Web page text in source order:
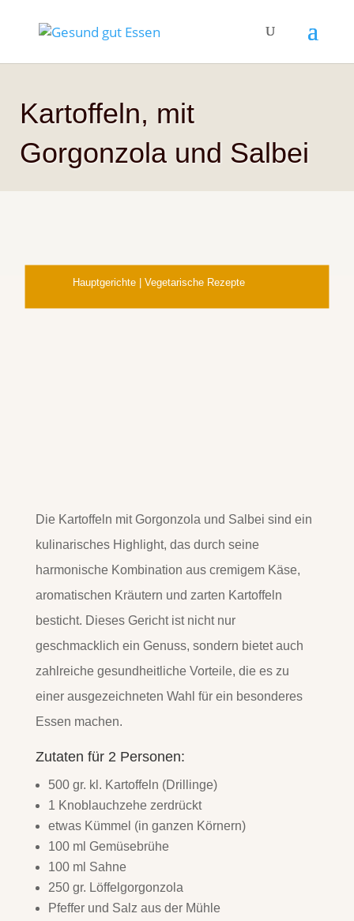
Kartoffeln, mit
Gorgonzola und Salbei
Hauptgerichte| Vegetarische Rezepte
Die Kartoffeln mit Gorgonzola und Salbei sind ein
kulinarisches Highlight, das durch seine
harmonische Kombination aus cremigem Käse,
aromatischen Kräutern und zarten Kartoffeln
besticht. Dieses Gericht ist nicht nur
geschmacklich ein Genuss, sondern bietet auch
zahlreiche gesundheitliche Vorteile, die es zu
einer ausgezeichneten Wahl für ein besonderes
Essen machen.
Zutaten für 2 Personen:
500 gr. kl. Kartoffeln (Drillinge)
1 Knoblauchzehe zerdrückt
etwas Kümmel (in ganzen Körnern)
100 ml Gemüsebrühe
100 ml Sahne
250 gr. Löffelgorgonzola
Pfeffer und Salz aus der Mühle